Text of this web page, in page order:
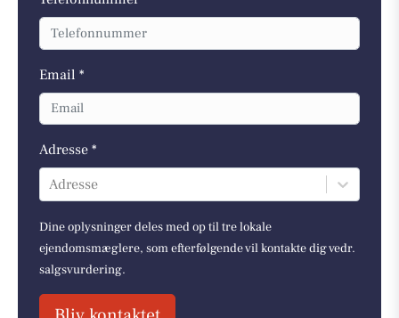
Email *
Adresse *
Adresse
Dine oplysninger deles med op til tre lokale
ejendomsmæglere, som efterfølgende vil kontakte dig vedr.
salgsvurdering.